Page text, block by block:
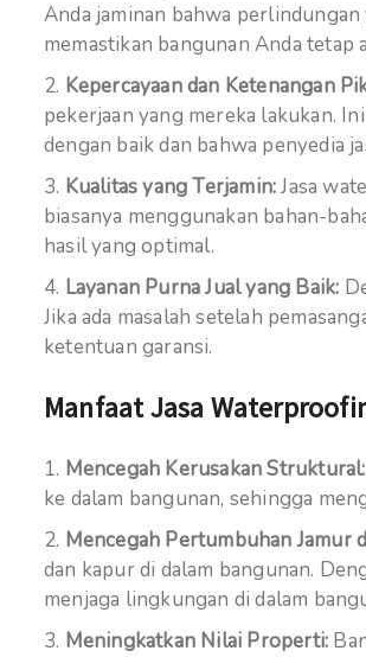
Anda jaminan bahwa
memastikan bangunan Anda tetap
Kepercayaan dan Ketenangan
pekerjaan yang mereka lakukan.
dengan baik dan bahwa penyedia
Kualitas yang Terjamin:Jasa
biasanya menggunakan bahan-
hasil yang optimal.
Layanan Purna Jual yang Baik:
Jika ada masalah setelah
ketentuan garansi.
Manfaat Jasa
Mencegah Kerusakan Struktural:
ke dalam bangunan, sehingga
Mencegah Pertumbuhan Jamur
dan kapur di dalam bangunan.
menjaga lingkungan di dalam
Meningkatkan Nilai Properti: